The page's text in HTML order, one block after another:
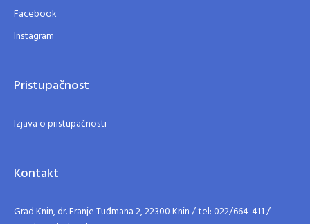
Facebook
Instagram
Pristupačnost
Izjava o pristupačnosti
Kontakt
Grad Knin, dr. Franje Tuđmana 2, 22300 Knin / tel: 022/664-411 /